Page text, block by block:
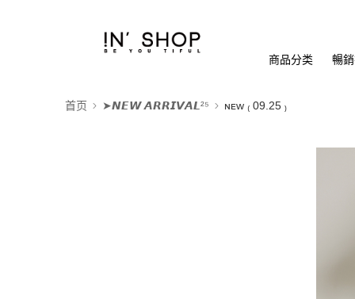
商品分类 暢
首页 ➤𝙉𝙀𝙒 𝘼𝙍𝙍𝙄𝙑𝘼𝙇²⁵ ɴᴇᴡ ₍ 09.25 ₎